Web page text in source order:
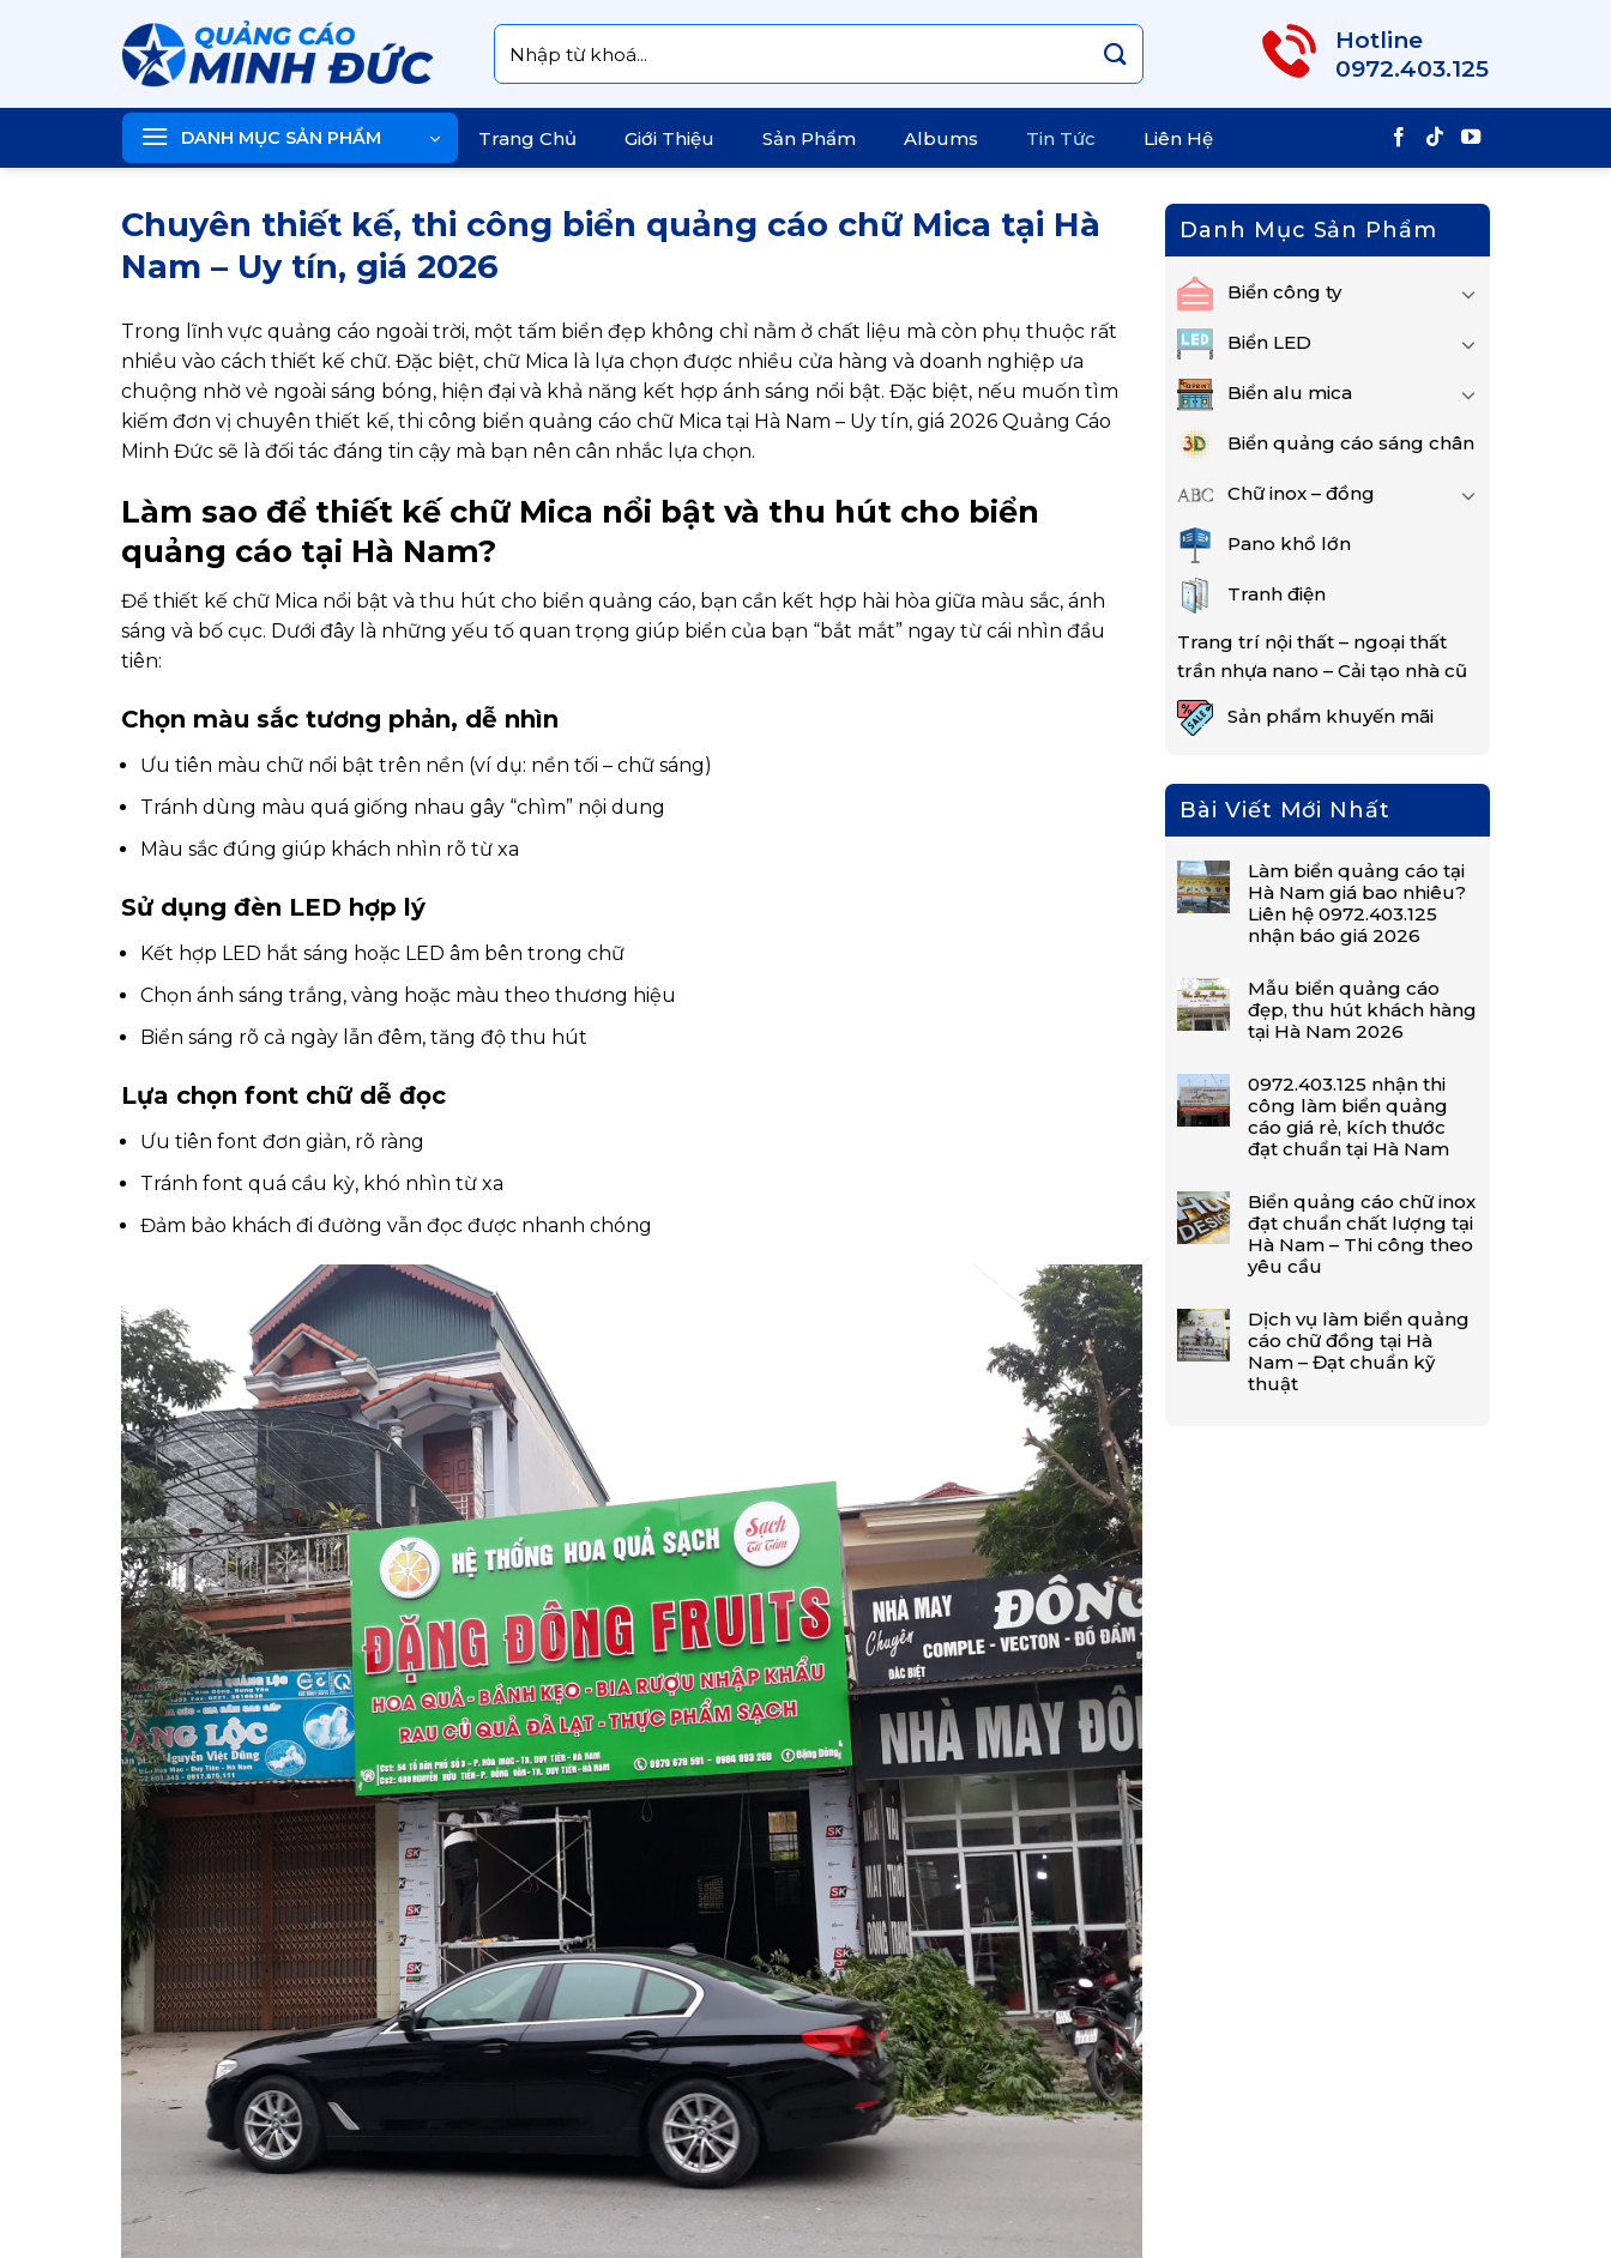
Tìm
kiếm:
Hotline
0972.403.125
DANH MỤC SẢN PHẨM Trang Chủ Giới Thiệu Sản Phẩm Albums Tin Tức Liên Hệ
Chuyên thiết kế, thi công biển quảng cáo chữ Mica tại Hà
Nam – Uy tín, giá 2026
Trong lĩnh vực quảng cáo ngoài trời, một tấm biển đẹp không chỉ nằm ở chất liệu mà còn phụ thuộc rất
nhiều vào cách thiết kế chữ. Đặc biệt, chữ Mica là lựa chọn được nhiều cửa hàng và doanh nghiệp ưa
chuộng nhờ vẻ ngoài sáng bóng, hiện đại và khả năng kết hợp ánh sáng nổi bật. Đặc biệt, nếu muốn tìm
kiếm đơn vị chuyên thiết kế, thi công biển quảng cáo chữ Mica tại Hà Nam – Uy tín, giá 2026 Quảng Cáo
Minh Đức sẽ là đối tác đáng tin cậy mà bạn nên cân nhắc lựa chọn.
Làm sao để thiết kế chữ Mica nổi bật và thu hút cho biển
quảng cáo tại Hà Nam?
Để thiết kế chữ Mica nổi bật và thu hút cho biển quảng cáo, bạn cần kết hợp hài hòa giữa màu sắc, ánh
sáng và bố cục. Dưới đây là những yếu tố quan trọng giúp biển của bạn “bắt mắt” ngay từ cái nhìn đầu
tiên:
Chọn màu sắc tương phản, dễ nhìn
Ưu tiên màu chữ nổi bật trên nền (ví dụ: nền tối – chữ sáng)
Tránh dùng màu quá giống nhau gây “chìm” nội dung
Màu sắc đúng giúp khách nhìn rõ từ xa
Sử dụng đèn LED hợp lý
Kết hợp LED hắt sáng hoặc LED âm bên trong chữ
Chọn ánh sáng trắng, vàng hoặc màu theo thương hiệu
Biển sáng rõ cả ngày lẫn đêm, tăng độ thu hút
Lựa chọn font chữ dễ đọc
Ưu tiên font đơn giản, rõ ràng
Tránh font quá cầu kỳ, khó nhìn từ xa
Đảm bảo khách đi đường vẫn đọc được nhanh chóng
Danh Mục Sản Phẩm
Biển công ty
Biển LED
Biển alu mica
Biển quảng cáo sáng chân
Chữ inox – đồng
Pano khổ lớn
Tranh điện
Trang trí nội thất – ngoại thất
trần nhựa nano – Cải tạo nhà cũ
Sản phẩm khuyến mãi
Bài Viết Mới Nhất
Làm biển quảng cáo tại
Hà Nam giá bao nhiêu?
Liên hệ 0972.403.125
nhận báo giá 2026
Mẫu biển quảng cáo
đẹp, thu hút khách hàng
tại Hà Nam 2026
0972.403.125 nhận thi
công làm biển quảng
cáo giá rẻ, kích thước
đạt chuẩn tại Hà Nam
Biển quảng cáo chữ inox
đạt chuẩn chất lượng tại
Hà Nam – Thi công theo
yêu cầu
Dịch vụ làm biển quảng
cáo chữ đồng tại Hà
Nam – Đạt chuẩn kỹ
thuật